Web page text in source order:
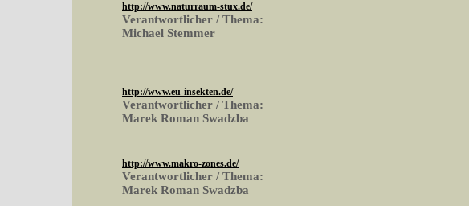
http://www.naturraum-stux.de/
Verantwortlicher / Thema:
Michael Stemmer
http://www.eu-insekten.de/
Verantwortlicher / Thema:
Marek Roman Swadzba
http://www.makro-zones.de/
Verantwortlicher / Thema:
Marek Roman Swadzba